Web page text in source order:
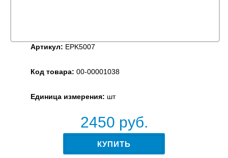
Артикул: EPK5007
Код товара: 00-00001038
Единица измерения: шт
2450 руб.
КУПИТЬ